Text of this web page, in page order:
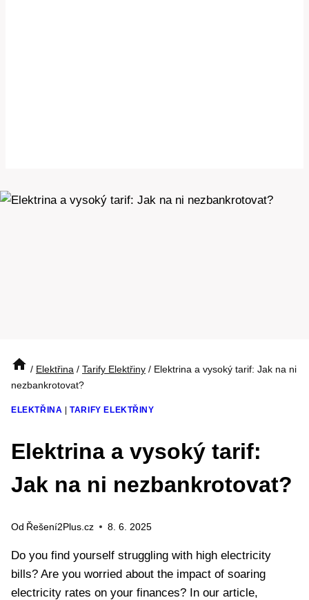
/ Elektřina / Tarify Elektřiny / Elektrina a vysoký tarif: Jak na ni
nezbankrotovat?
ELEKTŘINA |TARIFY ELEKTŘINY
Elektrina a vysoký tarif:
Jak na ni nezbankrotovat?
Od Řešení2Plus.cz 8. 6. 2025
Do you find yourself struggling with high electricity
bills? Are you worried about the impact of soaring
electricity rates on your finances? In our article,